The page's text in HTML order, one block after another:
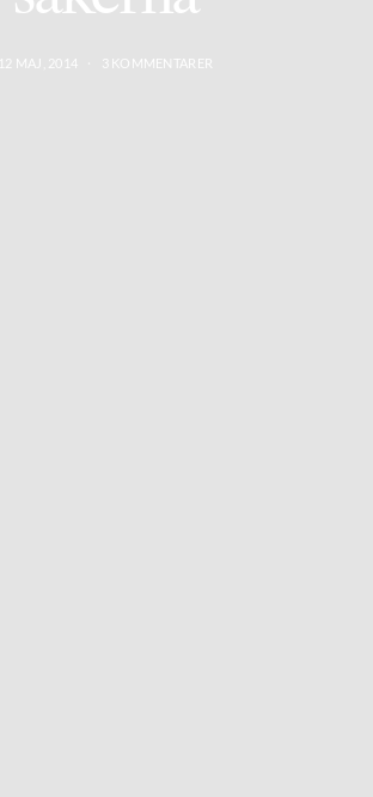
12 MAJ, 2014 3 KOMMENTARER